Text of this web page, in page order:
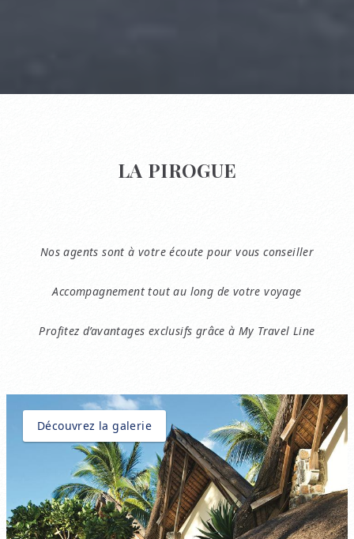
LA PIROGUE
Nos agents sont à votre écoute pour vous conseiller
Accompagnement tout au long de votre voyage
Profitez d’avantages exclusifs grâce à My Travel Line
Découvrez la galerie